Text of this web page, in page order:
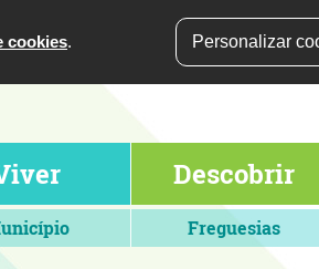
cookies. Personalizar
Descobrir
Freguesias